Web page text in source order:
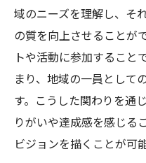
域のニーズを理解し、そ
の質を向上させることが
トや活動に参加すること
まり、地域の一員として
す。こうした関わりを通
りがいや達成感を感じる
ビジョンを描くことが可